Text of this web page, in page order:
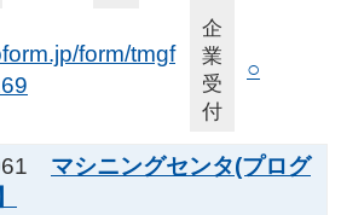
form/tmgf
企
業
受
付
○
マシニングセンタ(プログ